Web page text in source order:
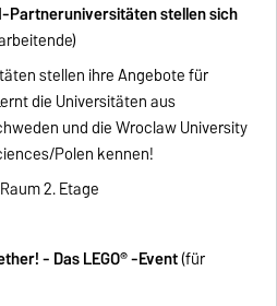
Partneruniversitäten stellen sich
stellen ihre Angebote für
die Universitäten aus
und die Wroclaw University
Polen kennen!
2. Etage
- Das LEGO® -Event(für